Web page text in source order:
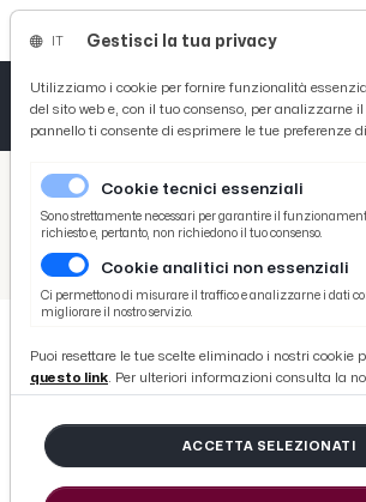
/ Picenotime
/ Sport
/ Volley
Pallavolo femminile, festa ad Offida per il ritorno in
Pallavolo femminile,
Offida per il ritorno in
Ciù Ciù Volley
Gestisci la tua privacy
Utilizziamo i cookie per fornire funzionalità
del sito web e, con il tuo consenso, per analizzarne
pannello ti consente di esprimere le tue preferenze
Cookie tecnici essenziali
Sono strettamente necessari per garantire il
richiesto e, pertanto, non richiedono il tuo consenso.
Cookie analitici non essenziali
Ci permettono di misurare il traffico e analizzarne i dati
migliorare il nostro servizio.
Puoi resettare le tue scelte eliminado i nostri cookie
questo link. Per ulteriori informazioni consulta la
ACCETTA SELEZIONATI
Tutto News
Tutto Sport
Basket
Ciclismo
Tutto Curiosità